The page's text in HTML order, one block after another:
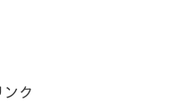
ク